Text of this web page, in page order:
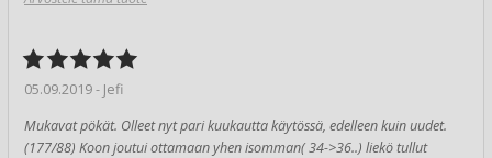
05.09.2019 - Jefi
Mukavat pökät. Olleet nyt pari kuukautta käytössä, edelleen kuin uudet.
(177/88) Koon joutui ottamaan yhen isomman( 34->36..) liekö tullut